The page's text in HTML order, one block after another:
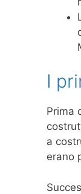
I
Prima
a
erano